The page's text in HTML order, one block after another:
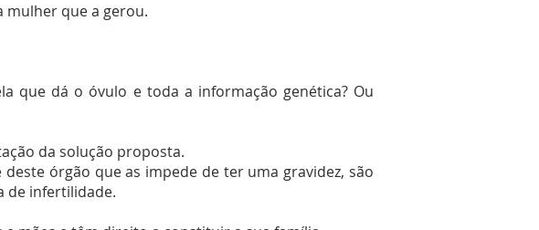
mulher que a gerou.
que dá o óvulo e toda a informação genética? Ou
da solução proposta.
órgão que as impede de ter uma gravidez, são
de infertilidade.